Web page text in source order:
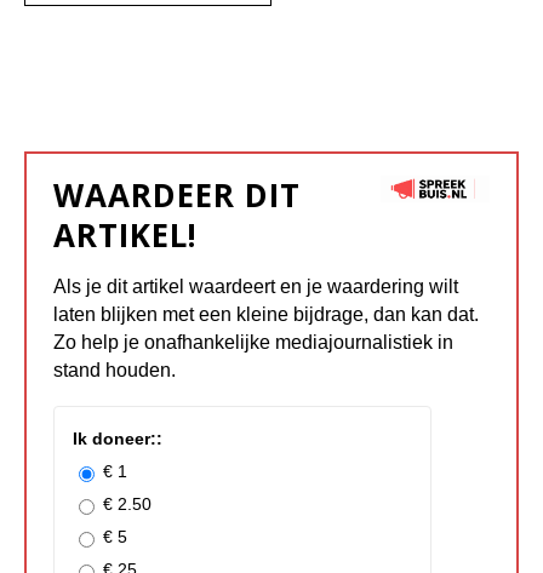
WAARDEER DIT
ARTIKEL!
Als je dit artikel waardeert en je waardering wilt
laten blijken met een kleine bijdrage, dan kan dat.
Zo help je onafhankelijke mediajournalistiek in
stand houden.
Ik doneer::
€ 1
€ 2.50
€ 5